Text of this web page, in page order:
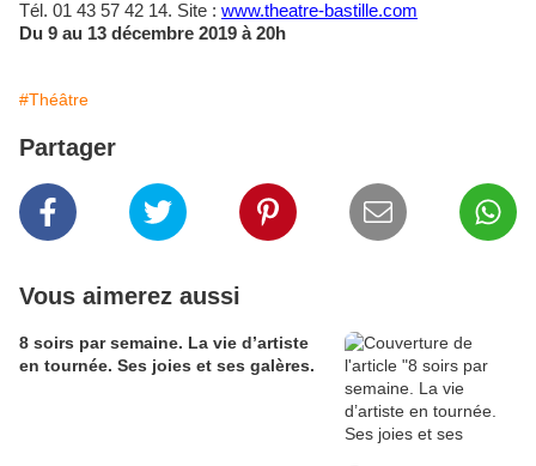
Tél. 01 43 57 42 14. Site : www.theatre-bastille.com
Du 9 au 13 décembre 2019 à 20h
#Théâtre
Partager
Vous aimerez aussi
8 soirs par semaine. La vie d’artiste
en tournée. Ses joies et ses galères.